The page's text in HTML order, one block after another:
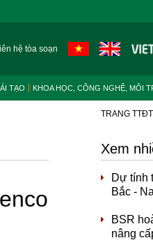
hệ tòa soạn
TẠO KHOA HỌC, CÔNG NGHỆ, MÔI
TRANG
Xem
Dự tính
Bắc -
BSR
nâng